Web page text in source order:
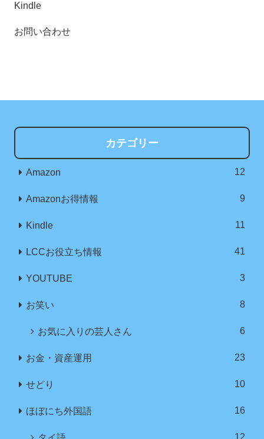
Kindle
お問い合わせ
カテゴリー
Amazon 12
Amazonお得情報 9
Kindle 11
LCCお役立ち情報 41
YOUTUBE 3
お笑い 8
お気に入りの芸人さん 6
お金・資産運用 23
せどり 10
ほぼにち外国語 16